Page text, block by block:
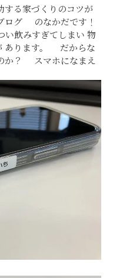
する家づくりのコツが
ログ のなかだです！
飲みすぎてしまい 物
あります。 だからな
か？ スマホになまえ